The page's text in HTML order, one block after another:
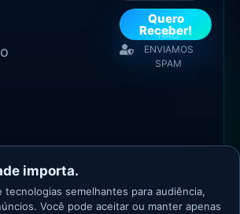
Quero
Receber!
NÃO
ENVIAMOS
SPAM
- Todos
importa.
tecnologias semelhantes para audiência,
Você pode aceitar ou manter apenas